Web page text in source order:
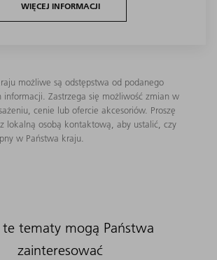
WIĘCEJ INFORMACJI
możliwe są odstępstwa od podanego
informacji. Zastrzega się możliwość zmian w
cenie lub ofercie akcesoriów. Proszę
lokalną osobą kontaktową, aby ustalić, czy
w Państwa kraju.
te tematy mogą Państwa
zainteresować